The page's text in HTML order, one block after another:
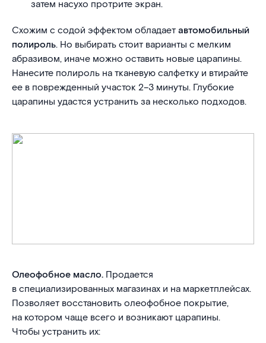
затем насухо протрите экран.
Схожим с содой эффектом обладаетавтомобильный
полироль. Но выбирать стоит варианты с мелким
абразивом, иначе можно оставить новые царапины.
Нанесите полироль на тканевую салфетку и втирайте
ее в поврежденный участок 2–3 минуты. Глубокие
царапины удастся устранить за несколько подходов.
Олеофобное масло. Продается
в специализированных магазинах и на маркетплейсах.
Позволяет восстановить олеофобное покрытие,
на котором чаще всего и возникают царапины.
Чтобы устранить их: